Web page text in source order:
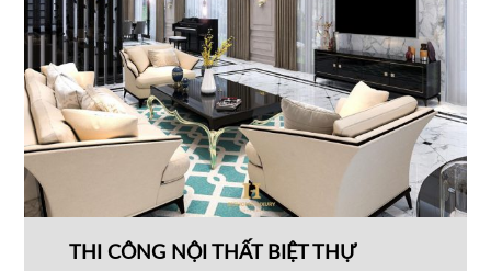
THI CÔNG NỘI THẤT BIỆT THỰ